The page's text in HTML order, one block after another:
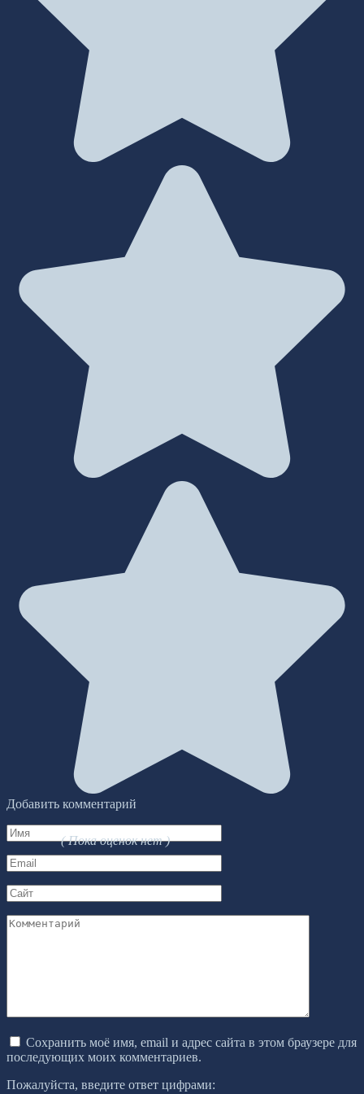
( Пока оценок нет )
Добавить комментарий
Имя
*
Email
*
Сайт
Комментарий
Сохранить моё имя, email и адрес сайта в этом браузере для
последующих моих комментариев.
Пожалуйста, введите ответ цифрами: